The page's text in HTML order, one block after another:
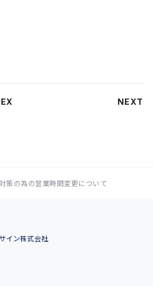
NEXT
策の為の営業時間変更について
イン株式会社